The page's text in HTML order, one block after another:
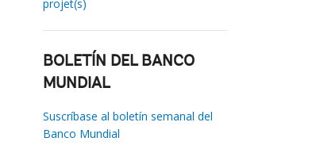
projet(s)
BOLETÍN DEL BANCO
MUNDIAL
Suscríbase al boletín semanal del
Banco Mundial